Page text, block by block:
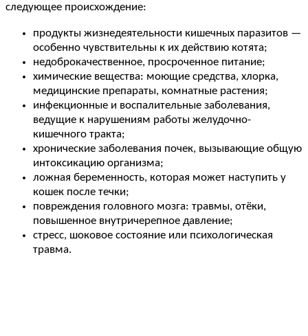
следующее происхождение:
продукты жизнедеятельности кишечных паразитов —
особенно чувствительны к их действию котята;
недоброкачественное, просроченное питание;
химические вещества: моющие средства, хлорка,
медицинские препараты, комнатные растения;
инфекционные и воспалительные заболевания,
ведущие к нарушениям работы желудочно-
кишечного тракта;
хронические заболевания почек, вызывающие общую
интоксикацию организма;
ложная беременность, которая может наступить у
кошек после течки;
повреждения головного мозга: травмы, отёки,
повышенное внутричерепное давление;
стресс, шоковое состояние или психологическая
травма.